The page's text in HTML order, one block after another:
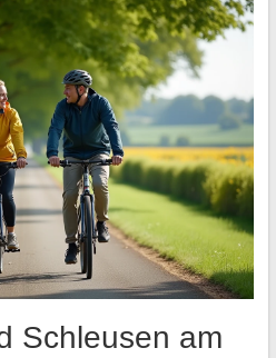
Schleusen am